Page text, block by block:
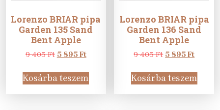
Lorenzo BRIAR pipa
Garden 135 Sand
Bent Apple
9 405Ft Original
was:
9
405 Ft.
5 895 FtCurrent
is:
5
895 Ft.
Kosárba teszem
Lorenzo BRIAR pipa
Garden 136 Sand
Bent Apple
9 405Ft Original
was:
9
405 Ft.
5 895Ft
is:
5
895 Ft.
Kosárba teszem